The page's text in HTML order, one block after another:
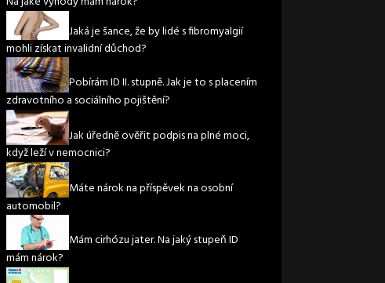
Jaká je šance, že by lidé s fibromyalgií
mohli získat invalidní důchod?
Pobírám ID II. stupně. Jak je to s placením
zdravotního a sociálního pojištění?
Jak úředně ověřit podpis na plné moci,
když leží v nemocnici?
Máte nárok na příspěvek na osobní
automobil?
Mám cirhózu jater. Na jaký stupeň ID
mám nárok?